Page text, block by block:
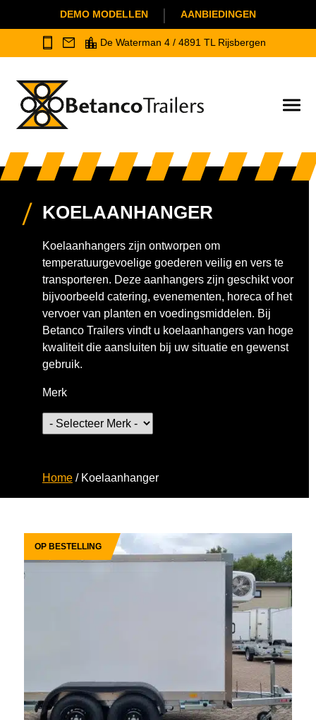
De Waterman 4 / 4891 TL Rijsbergen
DEMO MODELLEN | AANBIEDINGEN
KOELAANHANGER
Koelaanhangers zijn ontworpen om
temperatuurgevoelige goederen veilig en vers te
transporteren. Deze aanhangers zijn geschikt voor
bijvoorbeeld catering, evenementen, horeca of het
vervoer van planten en voedingsmiddelen. Bij
Betanco Trailers vindt u koelaanhangers van hoge
kwaliteit die aansluiten bij uw situatie en gewenst
gebruik.
Merk
Home/ Koelaanhanger
OP BESTELLING